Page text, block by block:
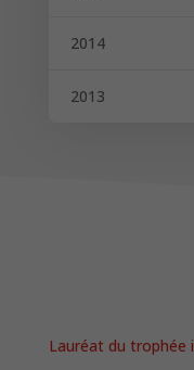
2014
2013
Lauréat du trophée